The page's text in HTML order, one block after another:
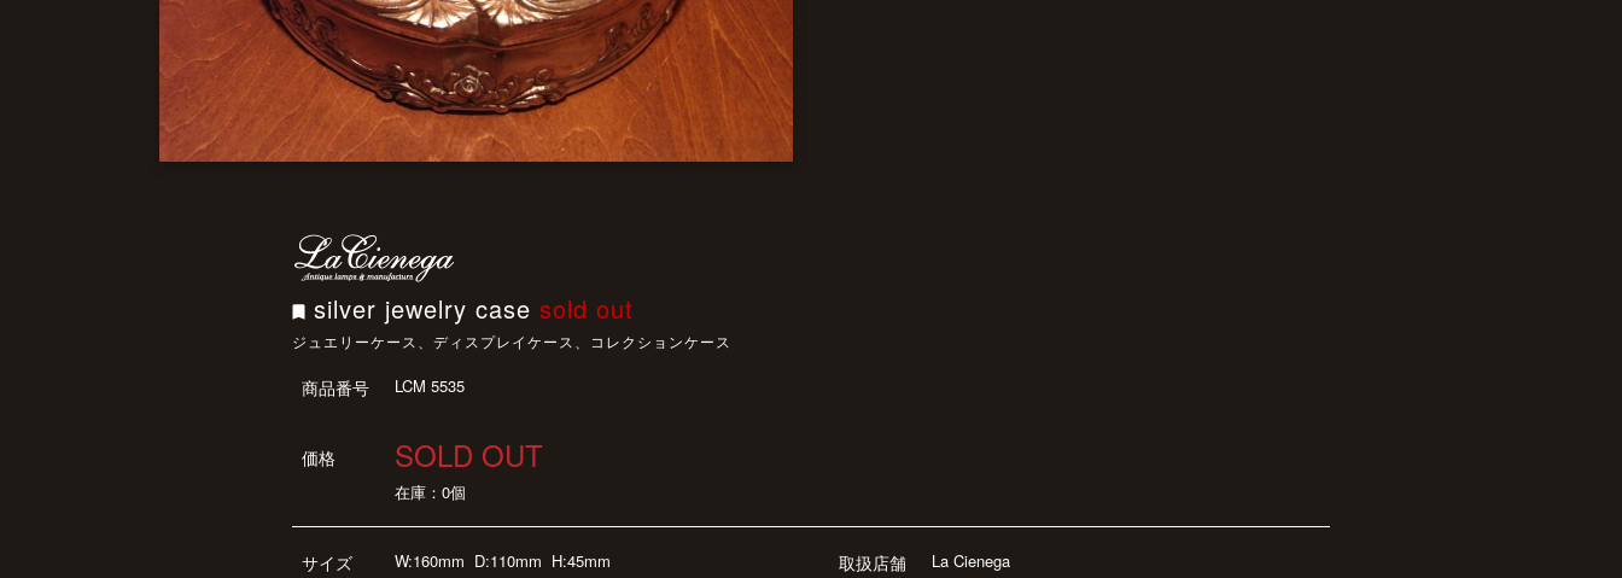
silver jewelry case sold out
ジュエリーケース、ディスプレイケース、コレクションケース
商品番号 LCM 5535
価格 SOLD OUT
在庫：0個
サイズ
W:160mm D:110mm H:45mm
取扱店舗
La Cienega